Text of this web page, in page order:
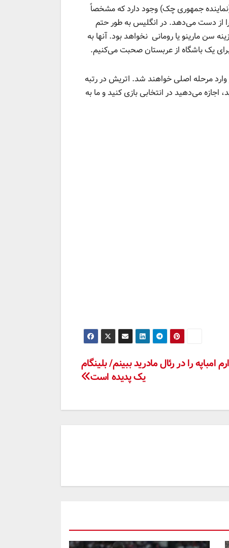
جمهوری چک) وجود دارد که مشخصاً
از دست می‌دهد. در انگلیس به طور حتم
سن مارینو یا رومانی نخواهد بود. آنها به
یک باشگاه از عربستان صحبت می‌کنیم.
لیگ قهرمانان باورنکردنی است. حالا قهرمانان 10 کشور برتر وارد مرحله اصلی خواهند شد. اتریش در رتبه
می‌دهید در انتخابی بازی کنید و ما به
را در رئال مادرید ببینم/ بلینگام
یک پدیده است